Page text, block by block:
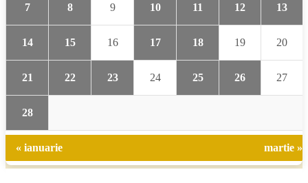
7 8 9 10 11 12 13
14 15 16 17 18 19 20
21 22 23 24 25 26 27
28
« ianuarie martie »